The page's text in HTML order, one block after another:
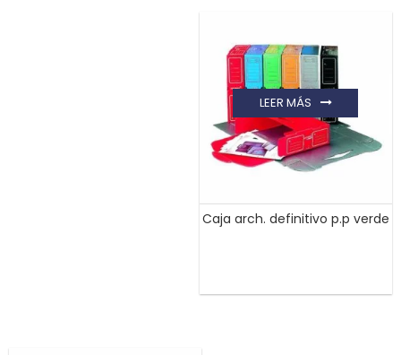
Caja arch. definitivo p.p verde
LEER MÁS